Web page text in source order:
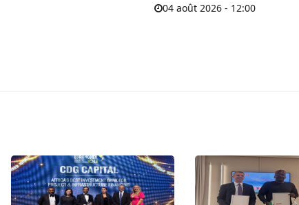
04 août 2026 - 12:00